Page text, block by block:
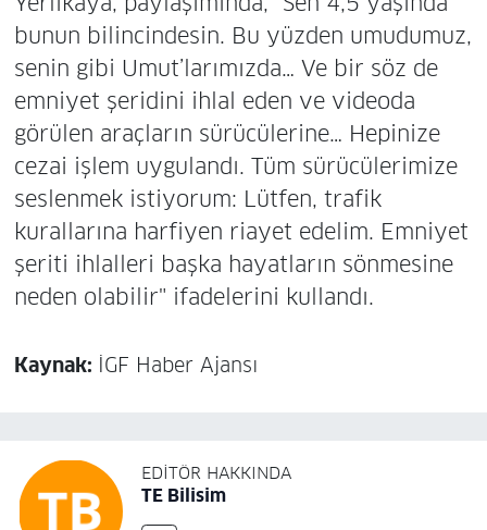
bunun bilincindesin. Bu yüzden umudumuz,
senin gibi Umut’larımızda… Ve bir söz de
emniyet şeridini ihlal eden ve videoda
görülen araçların sürücülerine… Hepinize
cezai işlem uygulandı. Tüm sürücülerimize
seslenmek istiyorum: Lütfen, trafik
kurallarına harfiyen riayet edelim. Emniyet
şeriti ihlalleri başka hayatların sönmesine
neden olabilir" ifadelerini kullandı.
Kaynak: İGF Haber Ajansı
EDITÖR HAKKINDA
TE Bilisim